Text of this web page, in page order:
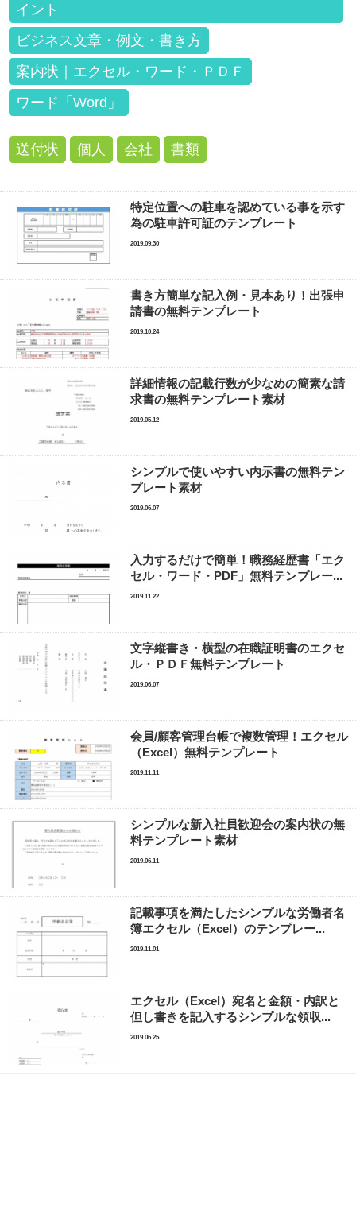
イント
ビジネス文章・例文・書き方
案内状｜エクセル・ワード・ＰＤＦ
ワード「Word」
送付状 個人 会社 書類
特定位置への駐車を認めている事を示す
為の駐車許可証のテンプレート
2019.09.30
書き方簡単な記入例・見本あり！出張申
請書の無料テンプレート
2019.10.24
詳細情報の記載行数が少なめの簡素な請
求書の無料テンプレート素材
2019.05.12
シンプルで使いやすい内示書の無料テン
プレート素材
2019.06.07
入力するだけで簡単！職務経歴書「エク
セル・ワード・PDF」無料テンプレー...
2019.11.22
文字縦書き・横型の在職証明書のエクセ
ル・ＰＤＦ無料テンプレート
2019.06.07
会員/顧客管理台帳で複数管理！エクセル
（Excel）無料テンプレート
2019.11.11
シンプルな新入社員歓迎会の案内状の無
料テンプレート素材
2019.06.11
記載事項を満たしたシンプルな労働者名
簿エクセル（Excel）のテンプレー...
2019.11.01
エクセル（Excel）宛名と金額・内訳と
但し書きを記入するシンプルな領収...
2019.06.25